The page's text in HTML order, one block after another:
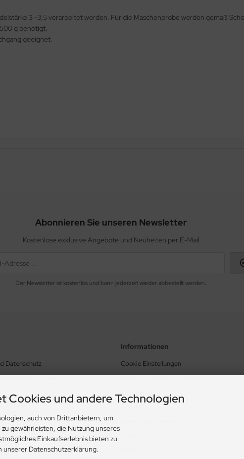
3 -3,5 verarbeitet werden. Für die Maschenprobe werden gemäß
g benötigt.
geeignet.
Abonnieren Sie unseren Newsletter
Kostenlose exklusive Angebote und Neuheiten per E-Mail
Der Newsletter ist kostenlos und kann jederzeit wieder abbestellt werden.
Datenschutz
Informationen
Cookie Einstellungen
Lieferung und Versandkosten
Zahlungsarten
Cookies und andere Technologien
auch von Drittanbietern, um
gewährleisten, die Nutzung unseres
Einkaufserlebnis bieten zu
unserer Datenschutzerklärung.